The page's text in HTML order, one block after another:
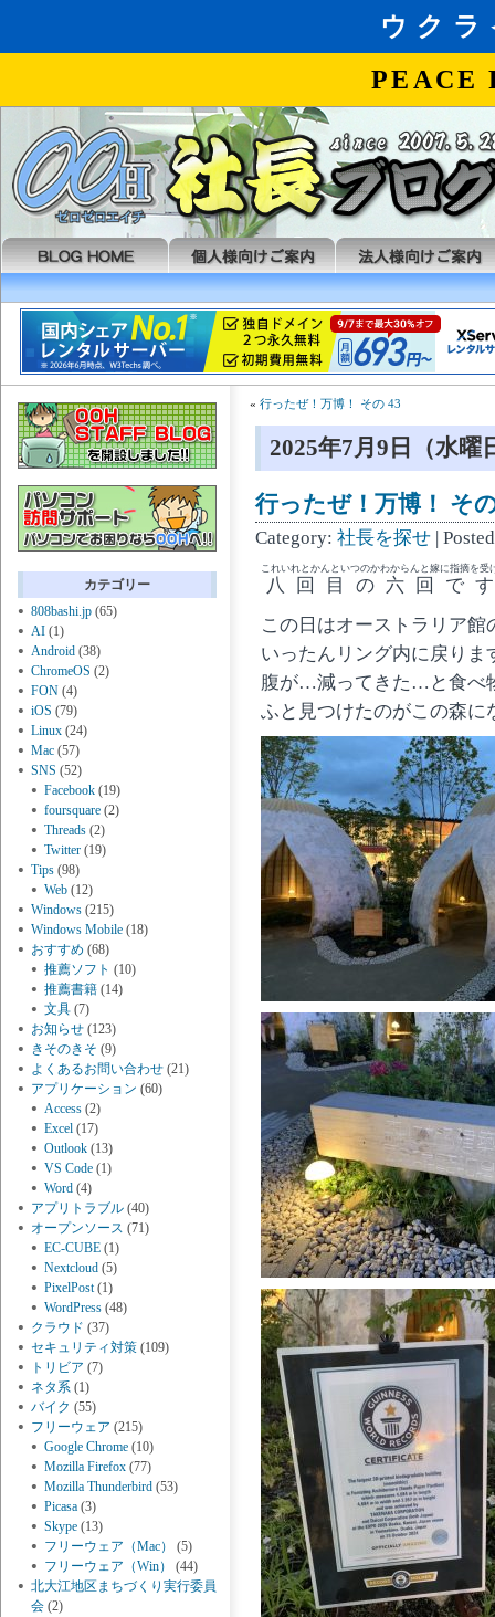
カテゴリー
808bashi.jp (65)
AI (1)
Android (38)
ChromeOS (2)
FON (4)
iOS (79)
Linux (24)
Mac (57)
SNS (52)
Facebook (19)
foursquare (2)
Threads (2)
Twitter (19)
Tips (98)
Web (12)
Windows (215)
Windows Mobile (18)
おすすめ (68)
推薦ソフト (10)
推薦書籍 (14)
文具 (7)
お知らせ (123)
きそのきそ (9)
よくあるお問い合わせ (21)
アプリケーション (60)
Access (2)
Excel (17)
Outlook (13)
VS Code (1)
Word (4)
アプリトラブル (40)
オープンソース (71)
EC-CUBE (1)
Nextcloud (5)
PixelPost(1)
WordPress (48)
クラウド (37)
セキュリティ対策 (109)
トリビア (7)
ネタ系 (1)
バイク (55)
フリーウェア (215)
Google Chrome (10)
Mozilla Firefox (77)
Mozilla Thunderbird (53)
Picasa (3)
Skype (13)
フリーウェア（Mac）
(5)
フリーウェア（Win）
(44)
北大江地区まちづくり実行委員
会 (2)
« 行ったぜ！万博！ その 43
2025年7月9日（水曜
行ったぜ！万博！ そ
Category: 社長を探せ |
八回目の六回で
これいれとかんといつのかわからんと嫁に指摘を受
この日はオーストラリア
いったんリング内に戻りま
腹が…減ってきた…と食べ
ふと見つけたのがこの森に